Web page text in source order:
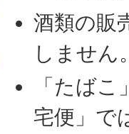
酒類の販
しません
「たば
宅便」で